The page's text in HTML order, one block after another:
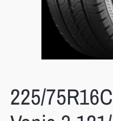
225/